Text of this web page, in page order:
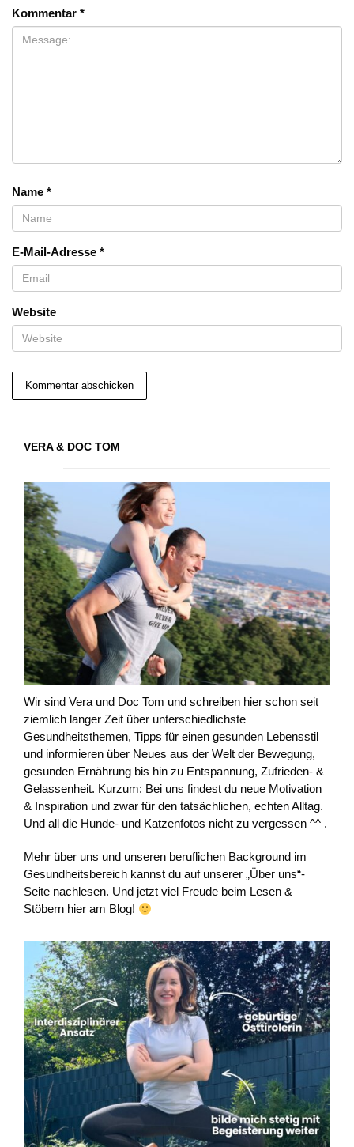
Kommentar *
Name *
E-Mail-Adresse *
Website
VERA & DOC TOM
Wir sind Vera und Doc Tom und schreiben hier schon seit
ziemlich langer Zeit über unterschiedlichste
Gesundheitsthemen, Tipps für einen gesunden Lebensstil
und informieren über Neues aus der Welt der Bewegung,
gesunden Ernährung bis hin zu Entspannung, Zufrieden- &
Gelassenheit. Kurzum: Bei uns findest du neue Motivation
& Inspiration und zwar für den tatsächlichen, echten Alltag.
Und all die Hunde- und Katzenfotos nicht zu vergessen ^^ .
Mehr über uns und unseren beruflichen Background im
Gesundheitsbereich kannst du auf unserer „Über uns“-
Seite nachlesen. Und jetzt viel Freude beim Lesen &
Stöbern hier am Blog!